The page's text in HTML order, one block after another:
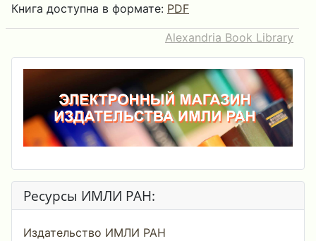
Книга доступна в формате: PDF
Alexandria Book Library
Ресурсы ИМЛИ РАН:
Издательство ИМЛИ РАН